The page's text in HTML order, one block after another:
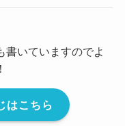
書いていますのでよ
はこちら